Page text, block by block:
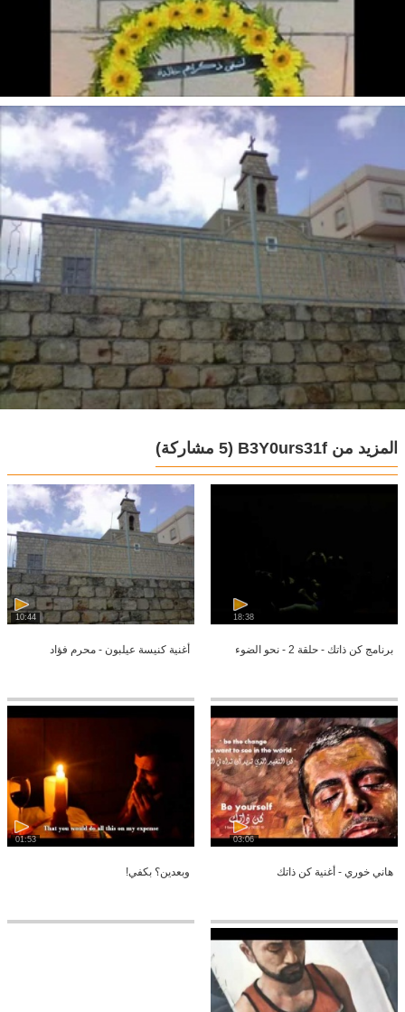
المزيد من B3Y0urs31f (5 مشاركة)
18:38
برنامج كن ذاتك - حلقة 2 - نحو الضوء
10:44
أغنية كنيسة عيلبون - محرم فؤاد
03:06
هاني خوري - أغنية كن ذاتك
01:53
وبعدين؟ بكفي!